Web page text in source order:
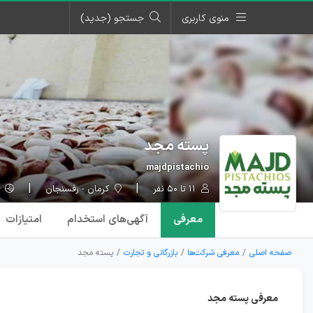
منوی کاربری جستجو (جدید)
پسته مجد
majdpistachio
۱۱ تا ۵۰ نفر
کرمان - رفسنجان majdpistachio.com
معرفی آگهی‌های استخدام امتیازات
صفحه اصلی معرفی شرکت‌ها بازرگانی و تجارت پسته مجد
معرفی پسته مجد